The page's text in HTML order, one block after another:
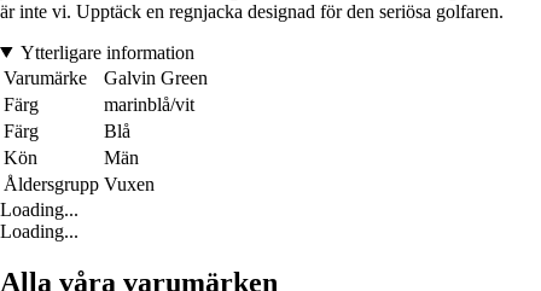
är inte vi. Upptäck en regnjacka designad för den seriösa golfaren.
Ytterligare information
Varumärke
Galvin Green
Färg
marinblå/vit
Färg
Blå
Kön
Män
Åldersgrupp Vuxen
Loading...
Loading...
Alla våra varumärken